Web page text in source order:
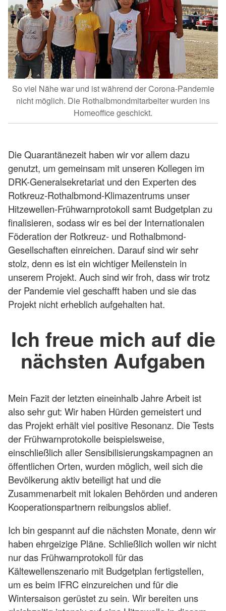
So viel Nähe war und ist während der Corona-Pandemie
nicht möglich. Die Rothalbmondmitarbeiter wurden ins
Homeoffice geschickt.
Die Quarantänezeit haben wir vor allem dazu
genutzt, um gemeinsam mit unseren Kollegen im
DRK-Generalsekretariat und den Experten des
Rotkreuz-Rothalbmond-Klimazentrums unser
Hitzewellen-Frühwarnprotokoll samt Budgetplan zu
finalisieren, sodass wir es bei der Internationalen
Föderation der Rotkreuz- und Rothalbmond-
Gesellschaften einreichen. Darauf sind wir sehr
stolz, denn es ist ein wichtiger Meilenstein in
unserem Projekt. Auch sind wir froh, dass wir trotz
der Pandemie viel geschafft haben und sie das
Projekt nicht erheblich aufgehalten hat.
Ich freue mich auf die
nächsten Aufgaben
Mein Fazit der letzten eineinhalb Jahre Arbeit ist
also sehr gut: Wir haben Hürden gemeistert und
das Projekt erhält viel positive Resonanz. Die Tests
der Frühwarnprotokolle beispielsweise,
einschließlich aller Sensibilisierungskampagnen an
öffentlichen Orten, wurden möglich, weil sich die
Bevölkerung aktiv beteiligt hat und die
Zusammenarbeit mit lokalen Behörden und anderen
Kooperationspartnern reibungslos ablief.
Ich bin gespannt auf die nächsten Monate, denn wir
haben ehrgeizige Pläne. Schließlich wollen wir nicht
nur das Frühwarnprotokoll für das
Kältewellenszenario mit Budgetplan fertigstellen,
um es beim IFRC einzureichen und für die
Wintersaison gerüstet zu sein. Wir bereiten uns